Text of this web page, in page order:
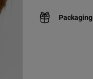
Packaging